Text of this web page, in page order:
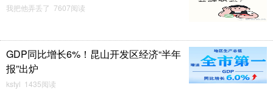
我把他弄丢了 7607阅读
GDP同比增长6%！昆山开发区经济“半年
报”出炉
kstyl 1435阅读